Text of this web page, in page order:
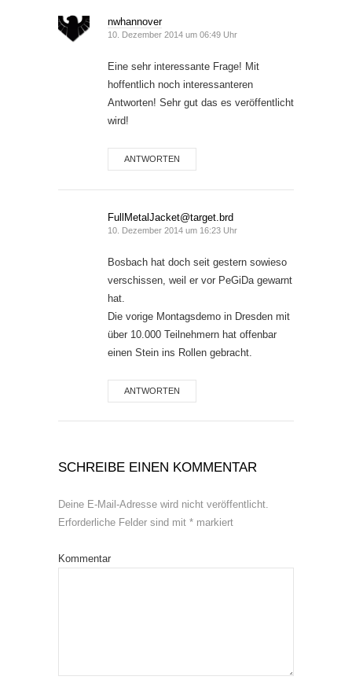
nwhannover
10. Dezember 2014 um 06:49 Uhr
Eine sehr interessante Frage! Mit
hoffentlich noch interessanteren
Antworten! Sehr gut das es veröffentlicht
wird!
ANTWORTEN
FullMetalJacket@target.brd
10. Dezember 2014 um 16:23 Uhr
Bosbach hat doch seit gestern sowieso
verschissen, weil er vor PeGiDa gewarnt
hat.
Die vorige Montagsdemo in Dresden mit
über 10.000 Teilnehmern hat offenbar
einen Stein ins Rollen gebracht.
ANTWORTEN
SCHREIBE EINEN KOMMENTAR
Deine E-Mail-Adresse wird nicht veröffentlicht.
Erforderliche Felder sind mit * markiert
Kommentar